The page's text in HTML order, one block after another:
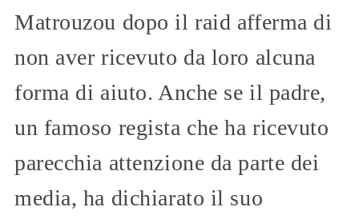
Matrouzou dopo il raid afferma di
non aver ricevuto da loro alcuna
forma di aiuto. Anche se il padre,
un famoso regista che ha ricevuto
parecchia attenzione da parte dei
media, ha dichiarato il suo